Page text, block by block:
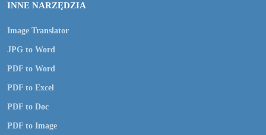
INNE NARZĘDZIA
Image Translator
JPG to Word
PDF to Word
PDF to Excel
PDF to Doc
PDF to Image